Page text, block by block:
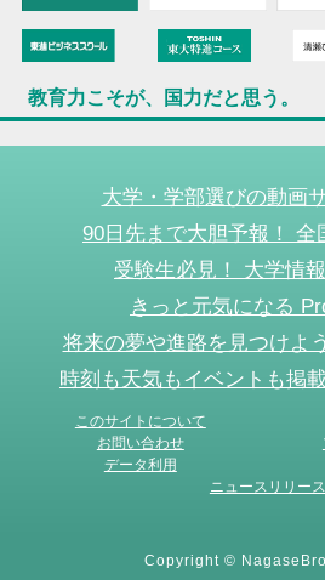
教育力こそが、国力だと思う。
大学・学部選びの動画
90日先まで大胆予報！ 全
受験生必見！ 大学情
きっと元気になる
将来の夢や進路を見つけよ
時刻も天気もイベントも掲
このサイトについて
お問い合わせ
データ利用
ニュースリリース
Copyright ©